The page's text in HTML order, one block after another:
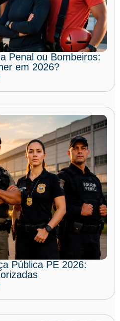
Penal ou Bombeiros:
em 2026?
Pública PE 2026: